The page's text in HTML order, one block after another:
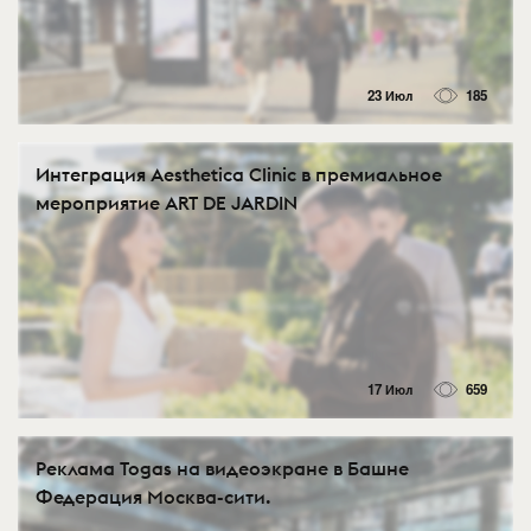
23 Июл 185
Интеграция Aesthetica Clinic в премиальное
мероприятие ART DE JARDIN
17 Июл 659
Реклама Togas на видеоэкране в Башне
Федерация Москва-сити.